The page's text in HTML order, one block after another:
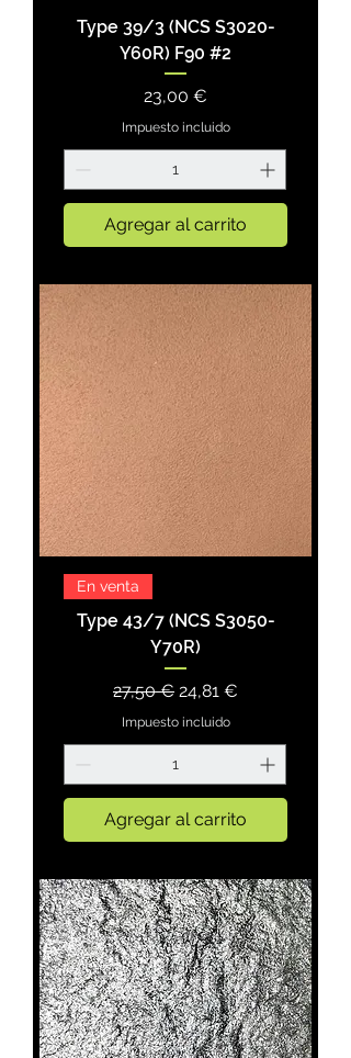
Type 39/3 (NCS S3020-
Y60R) F90 #2
Precio
23,00 €
Impuesto incluido
Agregar al carrito
En venta
Type 43/7 (NCS S3050-
Y70R)
Precio
27,50 € Precio de oferta
24,81 €
Impuesto incluido
Agregar al carrito